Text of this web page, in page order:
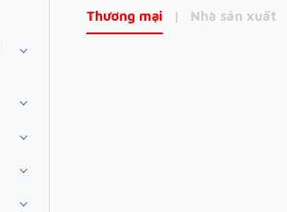
Thương mại | Nhà sản xuất